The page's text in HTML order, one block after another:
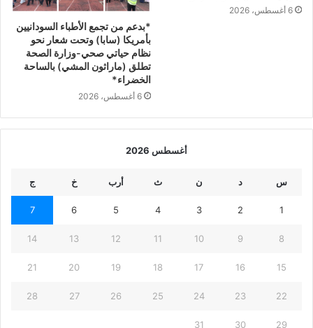
6 أغسطس، 2026
*بدعم من تجمع الأطباء السودانيين
بأمريكا (سابا) وتحت شعار نحو
نظام حياتي صحي-وزارة الصحة
تطلق (ماراثون المشي) بالساحة
الخضراء*
6 أغسطس، 2026
أغسطس 2026
س د ن ث أرب خ ج
1
2
3
4
5
6
7
8
9
10
11
12
13
14
15
16
17
18
19
20
21
22
23
24
25
26
27
28
29
30
31